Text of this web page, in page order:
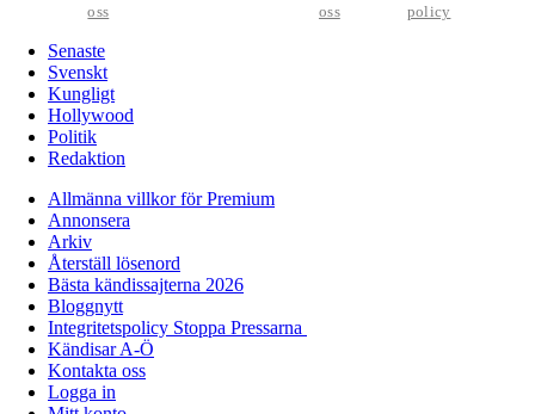
oss
oss
policy
Senaste
Svenskt
Kungligt
Hollywood
Politik
Redaktion
Allmänna villkor för Premium
Annonsera
Arkiv
Återställ lösenord
Bästa kändissajterna 2026
Bloggnytt
Integritetspolicy Stoppa Pressarna
Kändisar A-Ö
Kontakta oss
Logga in